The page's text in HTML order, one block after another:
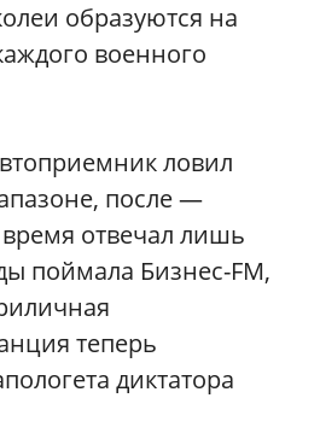
образуются на
военного
ловил
после —
отвечал лишь
поймала Бизнес-FM,
теперь
диктатора